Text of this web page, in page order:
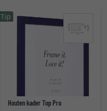
Houten kader Top Pro
Tip